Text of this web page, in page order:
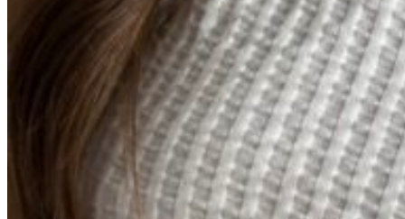
Вход / Регистрация
Список желаний (Wishlist)
0₽